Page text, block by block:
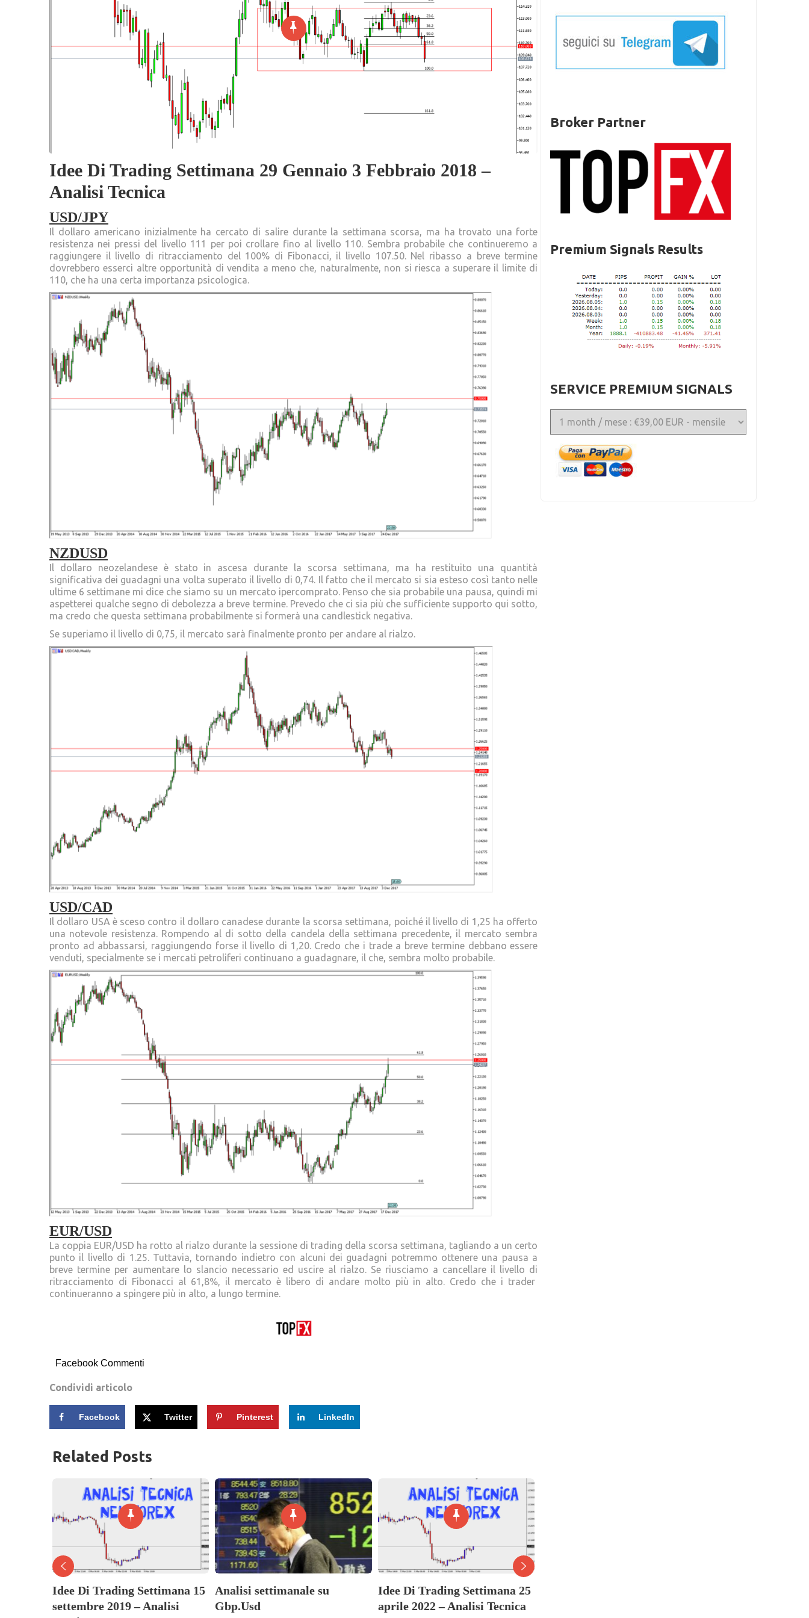
Idee Di Trading Settimana 29 Gennaio 3 Febbraio 2018 –
Analisi Tecnica
USD/JPY
Il dollaro americano inizialmente ha cercato di salire durante la settimana scorsa, ma ha trovato una forte
resistenza nei pressi del livello 111 per poi crollare fino al livello 110. Sembra probabile che continueremo a
raggiungere il livello di ritracciamento del 100% di Fibonacci, il livello 107.50. Nel ribasso a breve termine
dovrebbero esserci altre opportunità di vendita a meno che, naturalmente, non si riesca a superare il limite di
110, che ha una certa importanza psicologica.
NZDUSD
Il dollaro neozelandese è stato in ascesa durante la scorsa settimana, ma ha restituito una quantità
significativa dei guadagni una volta superato il livello di 0,74. Il fatto che il mercato si sia esteso così tanto nelle
ultime 6 settimane mi dice che siamo su un mercato ipercomprato. Penso che sia probabile una pausa, quindi mi
aspetterei qualche segno di debolezza a breve termine. Prevedo che ci sia più che sufficiente supporto qui sotto,
ma credo che questa settimana probabilmente si formerà una candlestick negativa.
Se superiamo il livello di 0,75, il mercato sarà finalmente pronto per andare al rialzo.
USD/CAD
Il dollaro USA è sceso contro il dollaro canadese durante la scorsa settimana, poiché il livello di 1,25 ha offerto
una notevole resistenza. Rompendo al di sotto della candela della settimana precedente, il mercato sembra
pronto ad abbassarsi, raggiungendo forse il livello di 1,20. Credo che i trade a breve termine debbano essere
venduti, specialmente se i mercati petroliferi continuano a guadagnare, il che, sembra molto probabile.
EUR/USD
La coppia EUR/USD ha rotto al rialzo durante la sessione di trading della scorsa settimana, tagliando a un certo
punto il livello di 1.25. Tuttavia, tornando indietro con alcuni dei guadagni potremmo ottenere una pausa a
breve termine per aumentare lo slancio necessario ed uscire al rialzo. Se riusciamo a cancellare il livello di
ritracciamento di Fibonacci al 61,8%, il mercato è libero di andare molto più in alto. Credo che i trader
continueranno a spingere più in alto, a lungo termine.
Facebook Commenti
Condividi articolo
Facebook Twitter Pinterest LinkedIn
Related Posts
Idee Di Trading Settimana 15
settembre 2019 – Analisi
Analisi settimanale su
Gbp.Usd
Idee Di Trading Settimana 25
aprile 2022 – Analisi Tecnica
Broker Partner
Premium Signals Results
SERVICE PREMIUM SIGNALS